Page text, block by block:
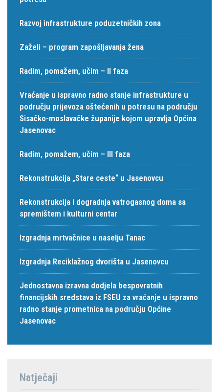
Razvoj infrastrukture poduzetničkih zona
Zaželi – program zapošljavanja žena
Radim, pomažem, učim – II faza
Vraćanje u ispravno radno stanje infrastrukture u
području prijevoza oštećenih u potresu na području
Sisačko-moslavačke županije kojom upravlja Općina
Jasenovac
Radim, pomažem, učim – III faza
Rekonstrukcija „Stare ceste“ u Jasenovcu
Rekonstrukcija i dogradnja vatrogasnog doma sa
spremištem i kulturni centar
Izgradnja mrtvačnice u naselju Tanac
Izgradnja Reciklažnog dvorišta u Jasenovcu
Jednostavna izravna dodjela bespovratnih
financijskih sredstava iz FSEU za vraćanje u ispravno
radno stanje prometnica na području Općine
Jasenovac
Natječaji